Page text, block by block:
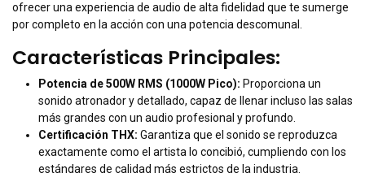
ofrecer una experiencia de audio de alta fidelidad que te sumerge
por completo en la acción con una potencia descomunal.
Características Principales:
Potencia de 500W RMS (1000W Pico): Proporciona un
sonido atronador y detallado, capaz de llenar incluso las salas
más grandes con un audio profesional y profundo.
Certificación THX: Garantiza que el sonido se reproduzca
exactamente como el artista lo concibió, cumpliendo con los
estándares de calidad más estrictos de la industria.